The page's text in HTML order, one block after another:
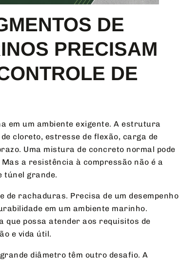
DE
PRECISAM
DE
em um ambiente exigente. A estrutura
cloreto, estresse de flexão, carga de
Uma mistura de concreto normal pode
a resistência à compressão não é a
túnel grande.
de rachaduras. Precisa de um desempenho
em um ambiente marinho.
que possa atender aos requisitos de
e vida útil.
diâmetro têm outro desafio. A